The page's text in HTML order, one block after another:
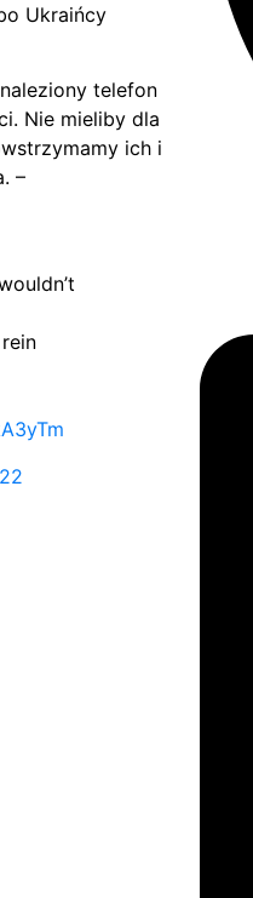
Ukraińcy
telefon
Nie mieliby dla
ich i
–